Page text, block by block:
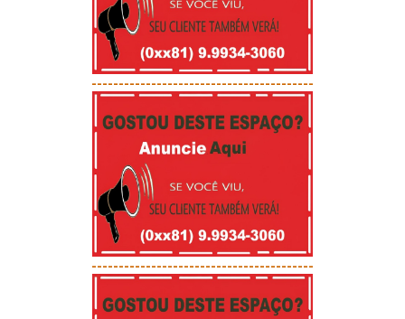
-----------------------------------------
-----------------------------------------